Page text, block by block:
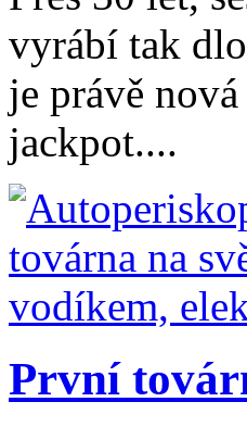
vyrábí tak
je právě
jackpot....
První